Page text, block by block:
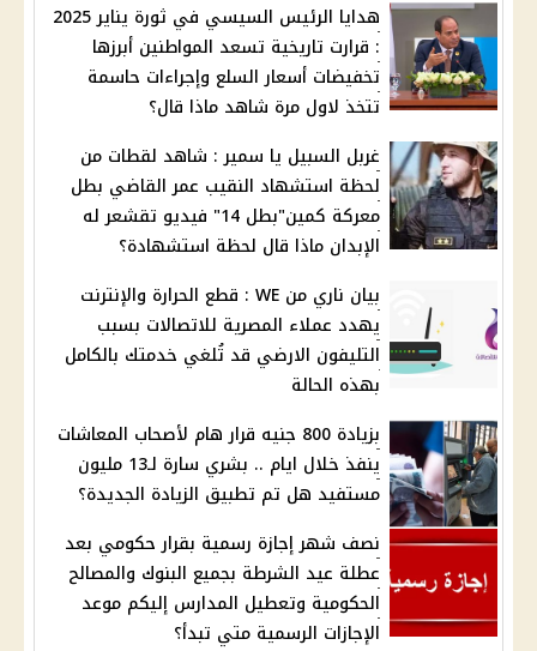
هدايا الرئيس السيسي في ثورة يناير 2025
: قرارت تاريخية تسعد المواطنين أبرزها
تخفيضات أسعار السلع وإجراءات حاسمة
تتخذ لاول مرة شاهد ماذا قال؟
غربل السبيل يا سمير : شاهد لقطات من
لحظة استشهاد النقيب عمر القاضي بطل
معركة كمين"بطل 14" فيديو تقشعر له
الإبدان ماذا قال لحظة استشهادة؟
بيان ناري من WE : قطع الحرارة والإنترنت
يهدد عملاء المصرية للاتصالات بسبب
التليفون الارضي قد تُلغي خدمتك بالكامل
بهذه الحالة
بزيادة 800 جنيه قرار هام لأصحاب المعاشات
ينفذ خلال ايام .. بشري سارة لـ13 مليون
مستفيد هل تم تطبيق الزيادة الجديدة؟
نصف شهر إجازة رسمية بقرار حكومي بعد
عطلة عيد الشرطة بجميع البنوك والمصالح
الحكومية وتعطيل المدارس إليكم موعد
الإجازات الرسمية متي تبدأ؟